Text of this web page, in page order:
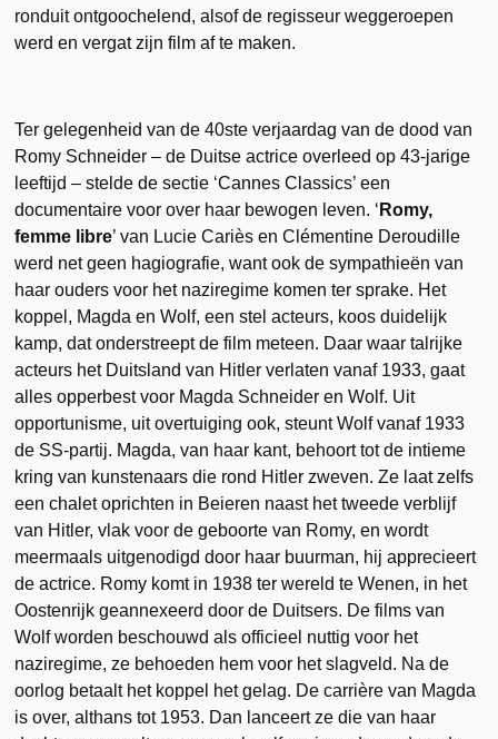
ronduit ontgoochelend, alsof de regisseur weggeroepen
werd en vergat zijn film af te maken.
Ter gelegenheid van de 40ste verjaardag van de dood van
Romy Schneider – de Duitse actrice overleed op 43-jarige
leeftijd – stelde de sectie ‘Cannes Classics’ een
documentaire voor over haar bewogen leven. ‘ Romy,
femme libre’ van Lucie Cariès en Clémentine Deroudille
werd net geen hagiografie, want ook de sympathieën van
haar ouders voor het naziregime komen ter sprake. Het
koppel, Magda en Wolf, een stel acteurs, koos duidelijk
kamp, dat onderstreept de film meteen. Daar waar talrijke
acteurs het Duitsland van Hitler verlaten vanaf 1933, gaat
alles opperbest voor Magda Schneider en Wolf. Uit
opportunisme, uit overtuiging ook, steunt Wolf vanaf 1933
de SS-partij. Magda, van haar kant, behoort tot de intieme
kring van kunstenaars die rond Hitler zweven. Ze laat zelfs
een chalet oprichten in Beieren naast het tweede verblijf
van Hitler, vlak voor de geboorte van Romy, en wordt
meermaals uitgenodigd door haar buurman, hij apprecieert
de actrice. Romy komt in 1938 ter wereld te Wenen, in het
Oostenrijk geannexeerd door de Duitsers. De films van
Wolf worden beschouwd als officieel nuttig voor het
naziregime, ze behoeden hem voor het slagveld. Na de
oorlog betaalt het koppel het gelag. De carrière van Magda
is over, althans tot 1953. Dan lanceert ze die van haar